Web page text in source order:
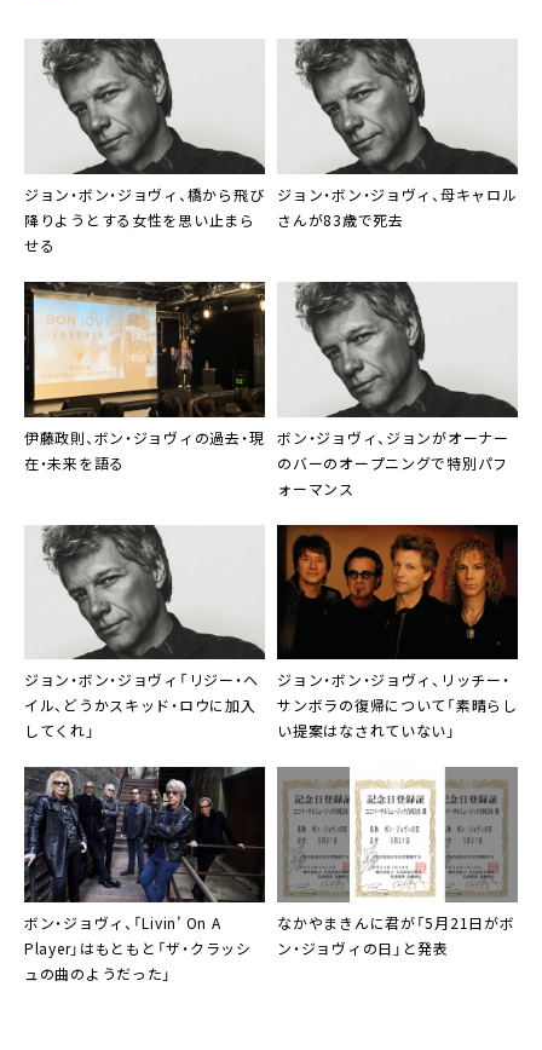
ジョン・ボン・ジョヴィ、橋から飛び
降りようとする女性を思い止まら
せる
ジョン・ボン・ジョヴィ、母キャロル
さんが83歳で死去
伊藤政則、ボン・ジョヴィの過去・現
在・未来を語る
ボン・ジョヴィ、ジョンがオーナー
のバーのオープニングで特別パフ
ォーマンス
ジョン・ボン・ジョヴィ「リジー・ヘ
イル、どうかスキッド・ロウに加入
してくれ」
ジョン・ボン・ジョヴィ、リッチー・
サンボラの復帰について「素晴らし
い提案はなされていない」
ボン・ジョヴィ、「Livin’ On A
Player」はもともと「ザ・クラッシ
ュの曲のようだった」
なかやまきんに君が「5月21日がボ
ン・ジョヴィの日」と発表